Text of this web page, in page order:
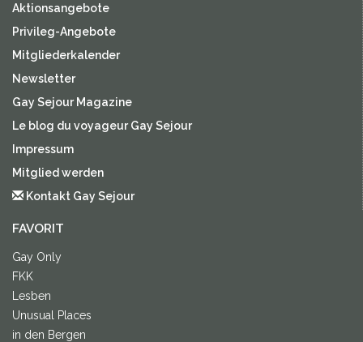
Aktionsangebote
Privileg-Angebote
Mitgliederkalender
Newsletter
Gay Sejour Magazine
Le blog du voyageur Gay Sejour
Impressum
Mitglied werden
Kontakt Gay Sejour
FAVORIT
Gay Only
FKK
Lesben
Unusual Places
in den Bergen